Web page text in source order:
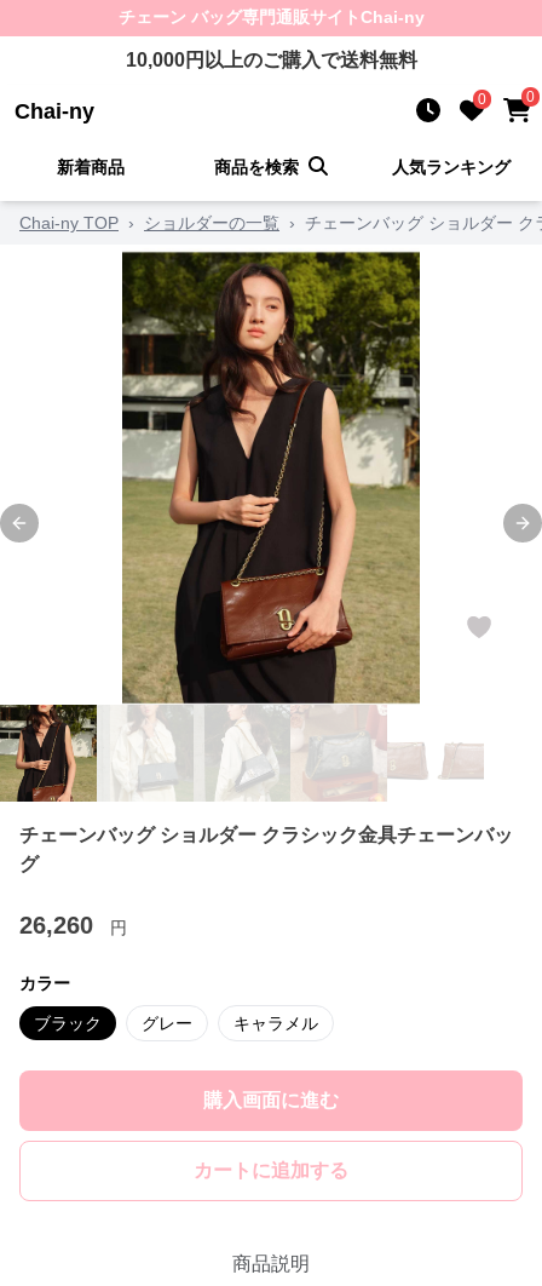
チェーン バッグ専門通販サイトChai-ny
10,000円以上のご購入で送料無料
Chai-ny 0 0
新着商品 商品を検索 人気ランキング
Chai-ny TOP › ショルダーの一覧 › チェーンバッグ ショルダー
Previous slide
チェーンバッグ ショルダー クラシック金具チェーンバッ
グ
26,260 円
カラー
ブラック グレー キャラメル
購入画面に進む
カートに追加する
商品説明